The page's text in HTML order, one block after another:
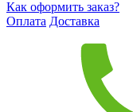
Как оформить заказ?
Оплата Доставка